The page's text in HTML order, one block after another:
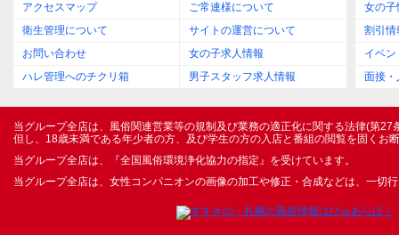
アクセスマップ
衛生管理について
お問い合わせ
ハレ管理へのチクリ箱
ご常連様について
サイトの運営について
女の子求人情報
男子スタッフ求人情報
女の子
割引情
イベ
面接・
当グループ全店は、風俗関連営業等の規制及び業務の適正化に関する法律(第
但し、18歳未満である年少者の方、及び学生の方の入店と番組の閲覧を固くお
当グループ全店は、『全国風俗環境浄化協力の指定』を受けています。
当グループ全店は、女性コンパニオンの画像の加工や修正・合成などは、一切